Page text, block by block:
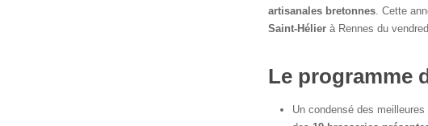
artisanales bretonnes. Cette
Saint-Hélier à Rennes du
Le programme
Un condensé des